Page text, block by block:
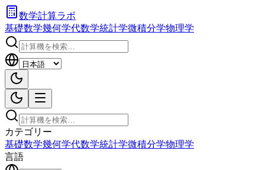
数学計算ラボ
基礎数学幾何学代数学統計学微積分学物理学
カテゴリー
基礎数学幾何学代数学統計学微積分学物理学
言語